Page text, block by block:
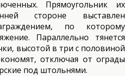
Прямоугольник их
стороне выставлен
по которому
Параллельно тянется
высотой в три с половиной
отключая от ограды
под штольнями.